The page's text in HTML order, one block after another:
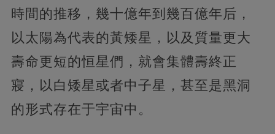
時間的推移，幾十億年到幾百億年后，
以太陽為代表的黃矮星，以及質量更大
壽命更短的恒星們，就會集體壽終正
寢，以白矮星或者中子星，甚至是黑洞
的形式存在于宇宙中。